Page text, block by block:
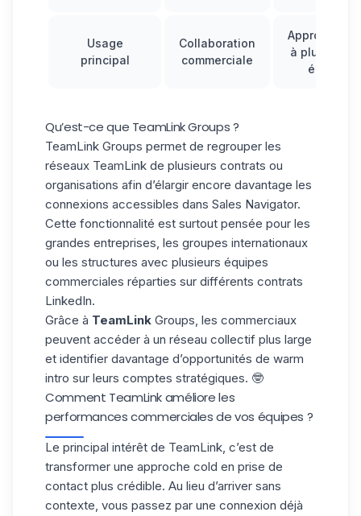
Usage
principal
Collaboration
commerciale
Approche
à plus
échelle
Qu’est-ce que TeamLink Groups ?
TeamLink Groups permet de regrouper les
réseaux TeamLink de plusieurs contrats ou
organisations afin d’élargir encore davantage les
connexions accessibles dans Sales Navigator.
Cette fonctionnalité est surtout pensée pour les
grandes entreprises, les groupes internationaux
ou les structures avec plusieurs équipes
commerciales réparties sur différents contrats
LinkedIn.
Grâce à TeamLink Groups, les commerciaux
peuvent accéder à un réseau collectif plus large
et identifier davantage d’opportunités de warm
intro sur leurs comptes stratégiques. 🤓
Comment TeamLink améliore les
performances commerciales de vos équipes ?
Le principal intérêt de TeamLink, c’est de
transformer une approche cold en prise de
contact plus crédible. Au lieu d’arriver sans
contexte, vous passez par une connexion déjà